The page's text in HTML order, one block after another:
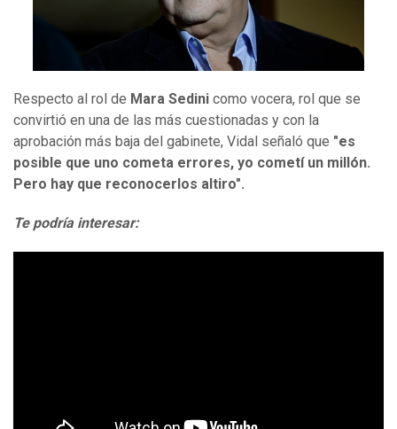
Respecto al rol de Mara Sedini como vocera, rol que se
convirtió en una de las más cuestionadas y con la
aprobación más baja del gabinete, Vidal señaló que "es
posible que uno cometa errores, yo cometí un millón.
Pero hay que reconocerlos altiro".
Te podría interesar: